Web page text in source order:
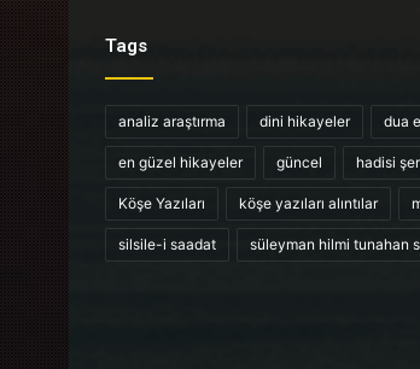
Tags
analiz araştırma dini hikayeler dua
en güzel hikayeler güncel hadisi
Köşe Yazıları köşe yazıları alıntılar
silsile-i saadat süleyman hilmi tunahan